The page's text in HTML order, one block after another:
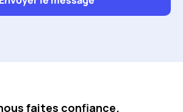
faites confiance.